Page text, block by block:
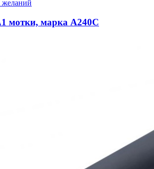
желаний
мотки, марка А240С